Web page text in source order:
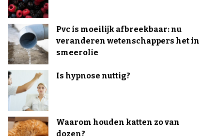
Pvc is moeilijk afbreekbaar: nu
veranderen wetenschappers het in
smeerolie
Is hypnose nuttig?
Waarom houden katten zo van
dozen?